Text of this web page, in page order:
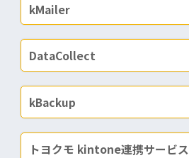
kMailer
DataCollect
kBackup
トヨクモ kintone連携サービス